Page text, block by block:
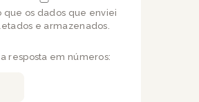
que os dados que enviei
e armazenados.
resposta em números: